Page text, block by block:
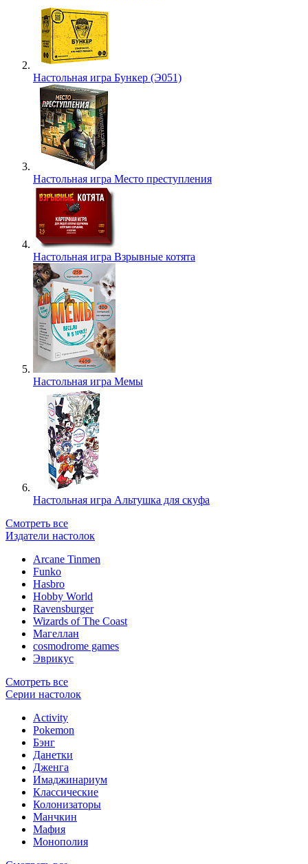
Настольная игра Бункер (Э051)
Настольная игра Место преступления
Настольная игра Взрывные котята
Настольная игра Мемы
Настольная игра Альтушка для скуфа
Смотреть все
Издатели настолок
Arcane Tinmen
Funko
Hasbro
Hobby World
Ravensburger
Wizards of The Coast
Магеллан
сosmodrome games
Эврикус
Смотреть все
Серии настолок
Activity
Pokemon
Бэнг
Данетки
Дженга
Имаджинариум
Классические
Колонизаторы
Манчкин
Мафия
Монополия